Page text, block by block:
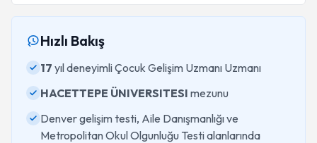
Hızlı Bakış
17 yıl deneyimli Çocuk Gelişim Uzmanı Uzmanı
HACETTEPE ÜNIVERSITESI mezunu
Denver gelişim testi, Aile Danışmanlığı ve
Metropolitan Okul Olgunluğu Testi alanlarında